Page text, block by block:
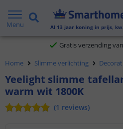
Menu Al 13 jaar koning in prijs,
2 jaar
Gratis verzending
Voor 23:45 uur besteld,
Home Slimme verlichting
Yeelight slimme
warm wit 1800K
(1 reviews)